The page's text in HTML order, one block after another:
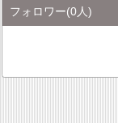
フォロワー(0人)